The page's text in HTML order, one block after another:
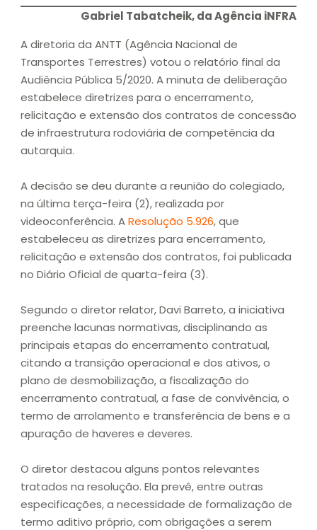
Gabriel Tabatcheik, da Agência iNFRA
A diretoria da ANTT (Agência Nacional de
Transportes Terrestres) votou o relatório final da
Audiência Pública 5/2020. A minuta de deliberação
estabelece diretrizes para o encerramento,
relicitação e extensão dos contratos de concessão
de infraestrutura rodoviária de competência da
autarquia.
A decisão se deu durante a reunião do colegiado,
na última terça-feira (2), realizada por
videoconferência. AResolução 5.926, que
estabeleceu as diretrizes para encerramento,
relicitação e extensão dos contratos, foi publicada
no Diário Oficial de quarta-feira (3).
Segundo o diretor relator, Davi Barreto, a iniciativa
preenche lacunas normativas, disciplinando as
principais etapas do encerramento contratual,
citando a transição operacional e dos ativos, o
plano de desmobilização, a fiscalização do
encerramento contratual, a fase de convivência, o
termo de arrolamento e transferência de bens e a
apuração de haveres e deveres.
O diretor destacou alguns pontos relevantes
tratados na resolução. Ela prevê, entre outras
especificações, a necessidade de formalização de
termo aditivo próprio, com obrigações a serem